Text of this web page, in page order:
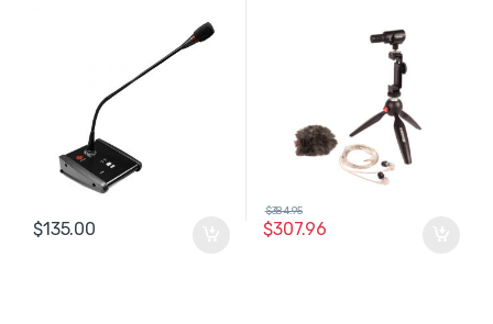
$135.00 $307.96
$384.95